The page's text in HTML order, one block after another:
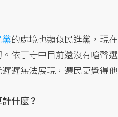
黨的處境也類似民進黨，現
依丁守中目前還沒有嗆聲
遲無法展現，選民更覺得
什麼？